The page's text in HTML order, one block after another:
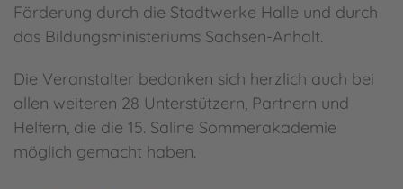
Förderung durch die Stadtwerke Halle und durch
das Bildungsministeriums Sachsen-Anhalt.
Die Veranstalter bedanken sich herzlich auch bei
allen weiteren 28 Unterstützern, Partnern und
Helfern, die die 15. Saline Sommerakademie
möglich gemacht haben.